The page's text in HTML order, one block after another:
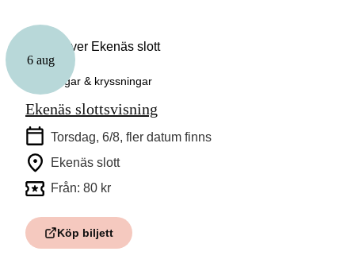
6 aug
Guidningar & kryssningar
Ekenäs slottsvisning
Torsdag, 6/8, fler datum finns
Ekenäs slott
Från: 80 kr
Köp biljett